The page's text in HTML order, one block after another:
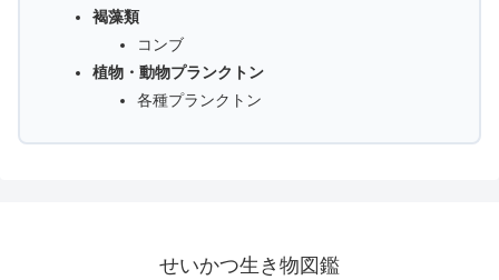
褐藻類
コンブ
植物・動物プランクトン
各種プランクトン
せいかつ生き物図鑑